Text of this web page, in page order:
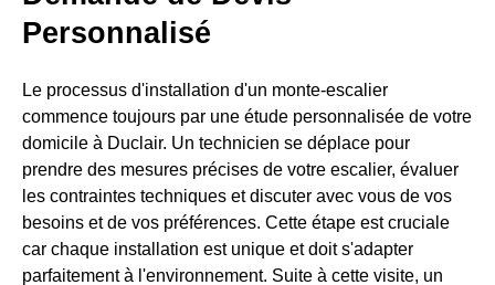
Personnalisé
Le processus d'installation d'un monte-escalier
commence toujours par une étude personnalisée de votre
domicile à Duclair. Un technicien se déplace pour
prendre des mesures précises de votre escalier, évaluer
les contraintes techniques et discuter avec vous de vos
besoins et de vos préférences. Cette étape est cruciale
car chaque installation est unique et doit s'adapter
parfaitement à l'environnement. Suite à cette visite, un